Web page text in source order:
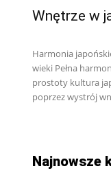
Wnętrze w
Harmonia
wieki Pełna
prostoty kultura
poprzez wystrój
Najnowsze